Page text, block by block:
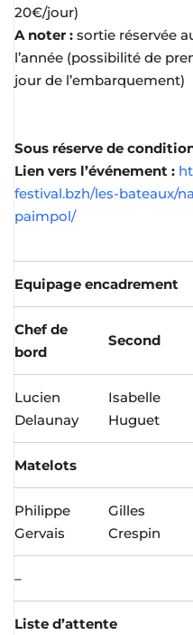
20€/jour)
A noter : sortie réservée
l’année (possibilité de
jour de l’embarquement)
Sous réserve de
Lien vers l’événement :
festival.bzh/les-bateaux/
paimpol/
Equipage encadrement
Chef de
bord
Second
Lucien
Delaunay
Isabelle
Huguet
Matelots
Philippe
Gervais
Gilles
Crespin
–
Liste d’attente